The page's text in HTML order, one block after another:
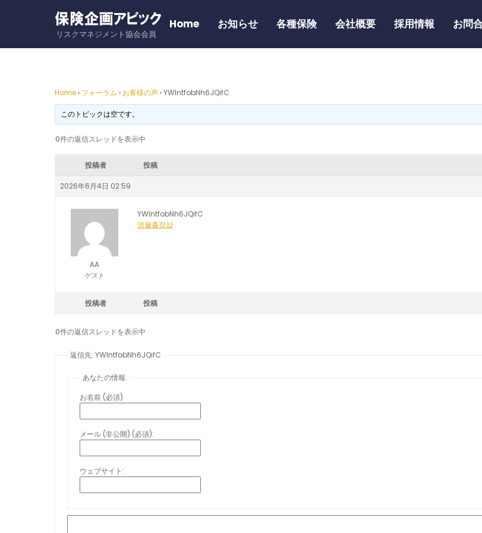
リスクマネジメント協会会員
Home お知らせ 各種保険 会社概要 採用情報 お問
Home › フォーラム › お客様の声 ›YWIntfobNh6JQifC
このトピックは空です。
0件の返信スレッドを表示中
投稿者 投稿
2026年6月4日 02:59
AA
ゲスト
YWIntfobNh6JQifC
영월출장샵
投稿者 投稿
0件の返信スレッドを表示中
返信先: YWIntfobNh6JQifC
あなたの情報:
お名前 (必須)
メール (非公開) (必須):
ウェブサイト: